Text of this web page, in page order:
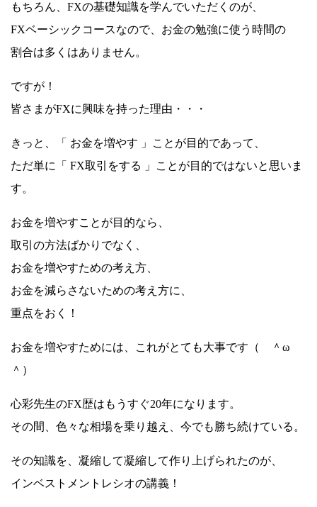
もちろん、FXの基礎知識を学んでいただくのが、
FXベーシックコースなので、お金の勉強に使う時間の
割合は多くはありません。
ですが！
皆さまがFXに興味を持った理由・・・
きっと、「 お金を増やす 」ことが目的であって、
ただ単に「 FX取引をする 」ことが目的ではないと思いま
す。
お金を増やすことが目的なら、
取引の方法ばかりでなく、
お金を増やすための考え方、
お金を減らさないための考え方に、
重点をおく！
お金を増やすためには、これがとても大事です（ ＾ω
＾）
心彩先生のFX歴はもうすぐ20年になります。
その間、色々な相場を乗り越え、今でも勝ち続けている。
その知識を、凝縮して凝縮して作り上げられたのが、
インベストメントレシオの講義！